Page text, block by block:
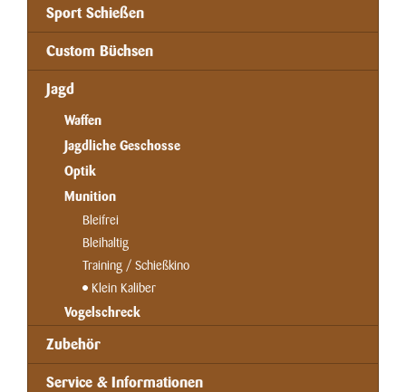
Sport Schießen
Custom Büchsen
Jagd
Waffen
Jagdliche Geschosse
Optik
Munition
Bleifrei
Bleihaltig
Training / Schießkino
Klein Kaliber
Vogelschreck
Zubehör
Service & Informationen